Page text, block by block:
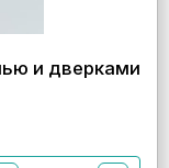
и дверками